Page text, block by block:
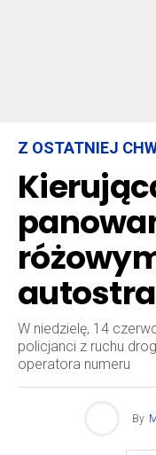
Z OSTATNIEJ
W niedzielę, 14
policjanci z ruchu
operatora numeru
By